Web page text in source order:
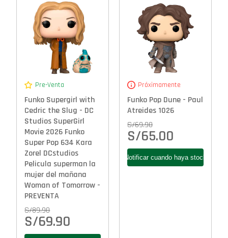
Pre-Venta
Funko Supergirl with
Cedric the Slug - DC
Studios SuperGirl
Movie 2026 Funko
Super Pop 634 Kara
Zorel DCstudios
Pelicula superman la
mujer del mañana
Woman of Tomorrow -
PREVENTA
S/89.90
S/69.90
Próximamente
Funko Pop Dune - Paul
Atreides 1026
S/69.90
S/65.00